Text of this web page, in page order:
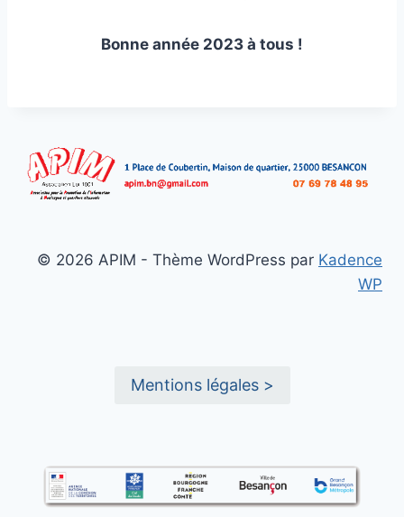
Bonne année 2023 à tous !
© 2026 APIM - Thème WordPress par Kadence
WP
Mentions légales >